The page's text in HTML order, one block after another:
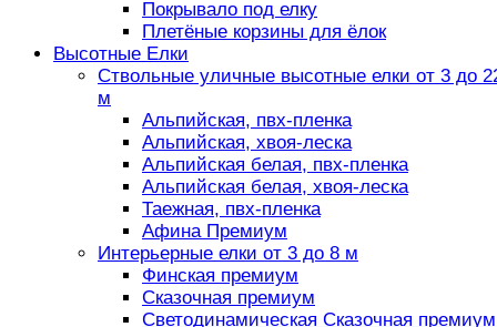
Покрывало под елку
Плетёные корзины для ёлок
Высотные Елки
Ствольные уличные высотные елки от 3 до
м
Альпийская, пвх-пленка
Альпийская, хвоя-леска
Альпийская белая, пвх-пленка
Альпийская белая, хвоя-леска
Таежная, пвх-пленка
Афина Премиум
Интерьерные елки от 3 до 8 м
Финская премиум
Сказочная премиум
Светодинамическая Сказочная премиум